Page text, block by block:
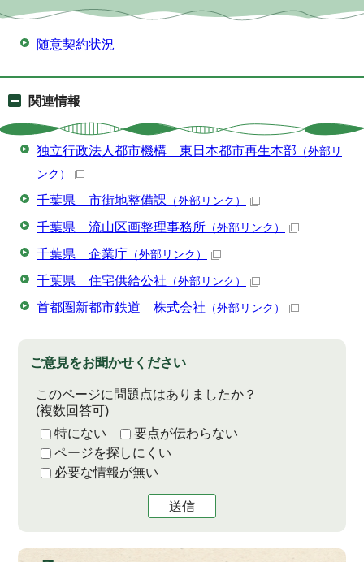
随意契約状況
関連情報
独立行政法人都市機構 東日本都市再生本部 （外部リ
ンク）
千葉県 市街地整備課 （外部リンク）
千葉県 流山区画整理事務所 （外部リンク）
千葉県 企業庁 （外部リンク）
千葉県 住宅供給公社 （外部リンク）
首都圏新都市鉄道 株式会社 （外部リンク）
ご意見をお聞かせください
このページに問題点はありましたか？
(複数回答可)
特にない
要点が伝わらない
ページを探しにくい
必要な情報が無い
送信